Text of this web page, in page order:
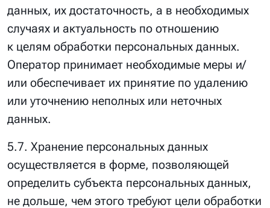
данных, их достаточность, а в необходимых
случаях и актуальность по отношению
к целям обработки персональных данных.
Оператор принимает необходимые меры и/
или обеспечивает их принятие по удалению
или уточнению неполных или неточных
данных.
5.7. Хранение персональных данных
осуществляется в форме, позволяющей
определить субъекта персональных данных,
не дольше, чем этого требуют цели обработки